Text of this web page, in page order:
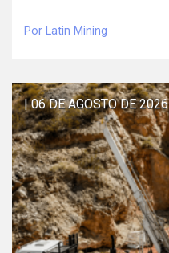
Por Latin Mining
| 06 DE AGOSTO DE 2026